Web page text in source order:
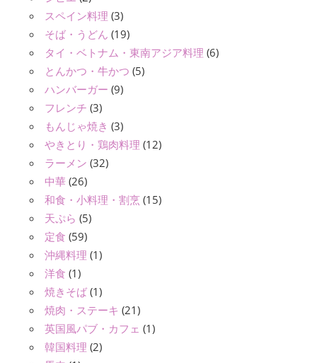
スペイン料理 (3)
そば・うどん (19)
タイ・ベトナム・東南アジア料理 (6)
とんかつ・牛かつ (5)
ハンバーガー (9)
フレンチ (3)
もんじゃ焼き (3)
やきとり・鶏肉料理 (12)
ラーメン (32)
中華 (26)
和食・小料理・割烹 (15)
天ぷら (5)
定食 (59)
沖縄料理 (1)
洋食 (1)
焼きそば (1)
焼肉・ステーキ (21)
英国風パブ・カフェ (1)
韓国料理 (2)